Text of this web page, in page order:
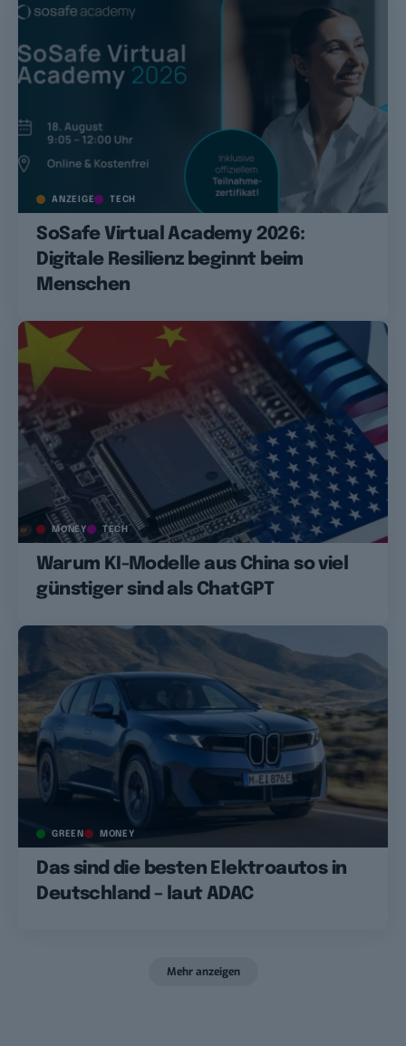
ANZEIGE TECH
SoSafe Virtual Academy 2026:
Digitale Resilienz beginnt beim
Menschen
MONEY TECH
Warum KI-Modelle aus China so viel
günstiger sind als ChatGPT
GREEN MONEY
Das sind die besten Elektroautos in
Deutschland – laut ADAC
Mehr anzeigen